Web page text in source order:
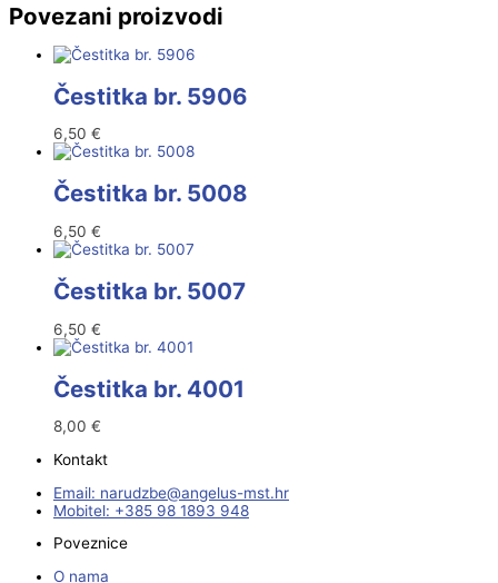
Povezani proizvodi
Čestitka br. 5906
6,50 €
Čestitka br. 5008
6,50 €
Čestitka br. 5007
6,50 €
Čestitka br. 4001
8,00 €
Kontakt
Email:
rh.tsm-sulegna
@ebzduran
Mobitel: +385 98 1893 948
Poveznice
O nama